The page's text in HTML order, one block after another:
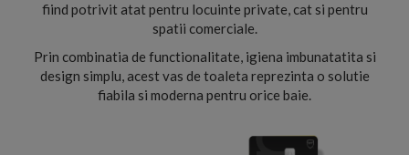
fiind potrivit atat pentru locuinte private, cat si pentru
spatii comerciale.
Prin combinatia de functionalitate, igiena imbunatatita si
design simplu, acest vas de toaleta reprezinta o solutie
fiabila si moderna pentru orice baie.